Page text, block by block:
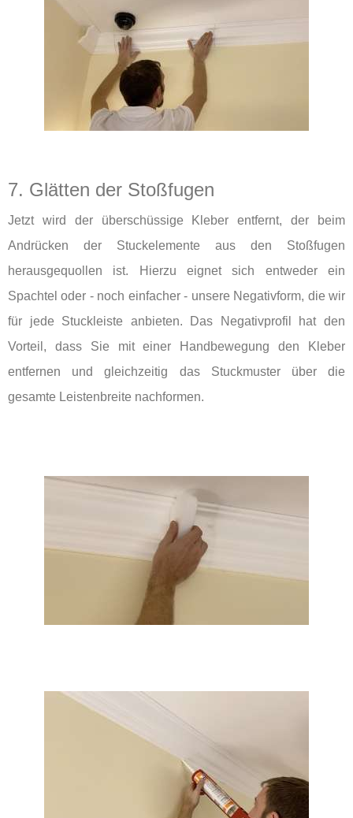
7. Glätten der Stoßfugen
Jetzt wird der überschüssige Kleber entfernt, der beim
Andrücken der Stuckelemente aus den Stoßfugen
herausgequollen ist. Hierzu eignet sich entweder ein
Spachtel oder - noch einfacher - unsere Negativform, die wir
für jede Stuckleiste anbieten. Das Negativprofil hat den
Vorteil, dass Sie mit einer Handbewegung den Kleber
entfernen und gleichzeitig das Stuckmuster über die
gesamte Leistenbreite nachformen.